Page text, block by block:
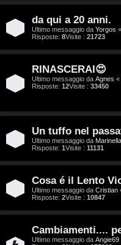
da qui a 20 anni.
Ultimo messaggio da Yorgos «
Risposte: 8Visite : 21723
RINASCERAI😍
Ultimo messaggio da Agnes «
Risposte: 12Visite : 33450
Un tuffo nel
Ultimo messaggio da Marinella
Risposte: 1Visite : 11131
Cosa é il Lento
Ultimo messaggio da Cristian
Risposte: 2Visite : 10847
Cambiamenti....
Ultimo messaggio da Angie69
t
a
l
S
t
o
r
e
:
G
i
g